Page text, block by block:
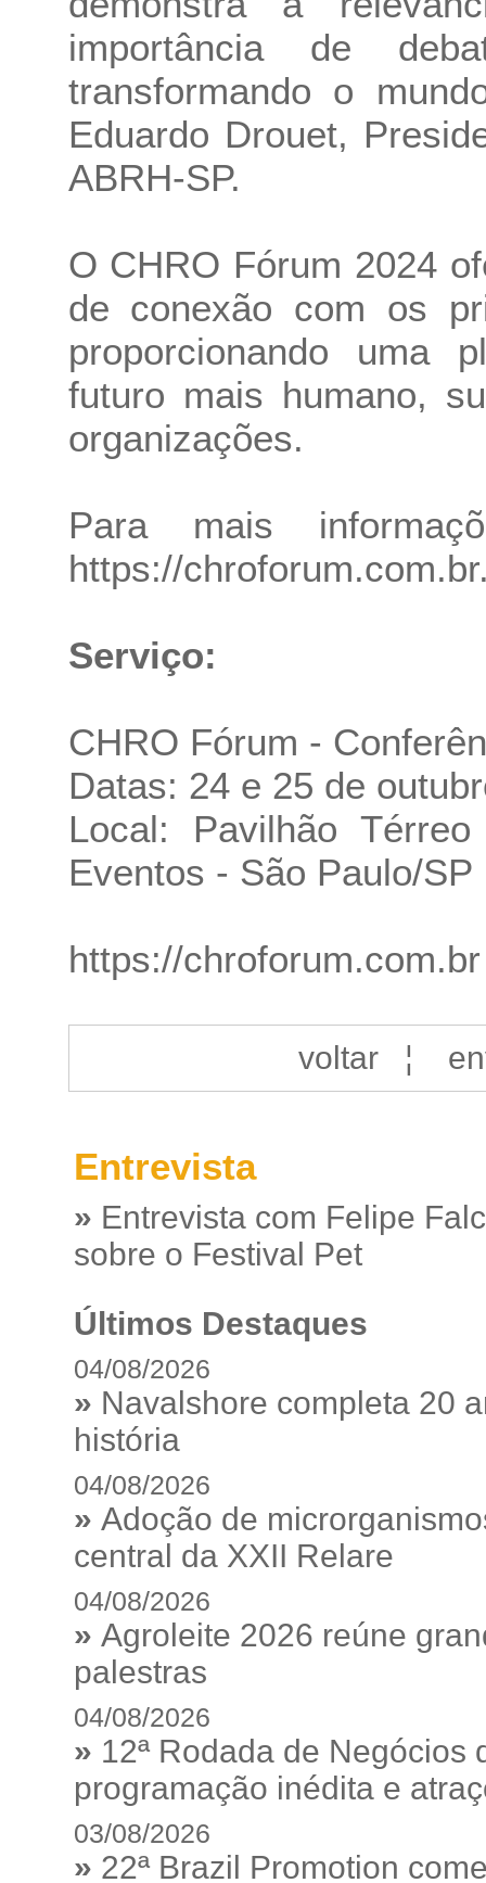
importância de
transformando o
Eduardo Drouet,
ABRH-SP.
O CHRO Fórum 2024
de conexão com os
proporcionando uma
futuro mais humano,
organizações.
Para mais
https://chroforum.com.br
Serviço:
CHRO Fórum -
Datas: 24 e 25 de
Local: Pavilhão
Eventos - São Paulo/SP
https://chroforum.com.br
voltar¦
Entrevista
» Entrevista com Felipe
sobre o Festival Pet
Últimos Destaques
04/08/2026
» Navalshore completa 20
história
04/08/2026
» Adoção de
central da XXII Relare
04/08/2026
» Agroleite 2026 reúne
palestras
04/08/2026
» 12ª Rodada de Negócios
programação inédita e
03/08/2026
» 22ª Brazil Promotion